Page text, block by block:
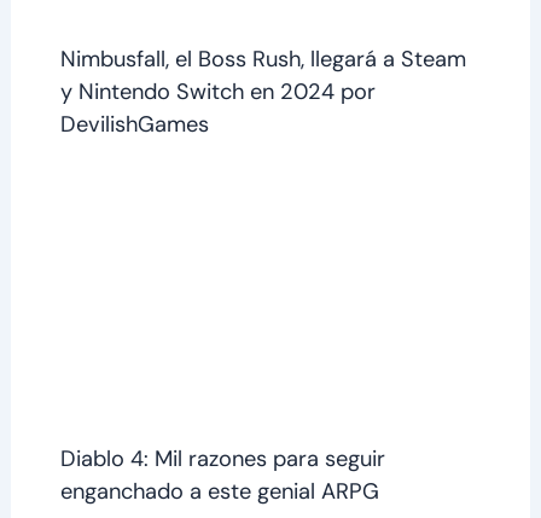
Nimbusfall, el Boss Rush, llegará a Steam
y Nintendo Switch en 2024 por
DevilishGames
Diablo 4: Mil razones para seguir
enganchado a este genial ARPG